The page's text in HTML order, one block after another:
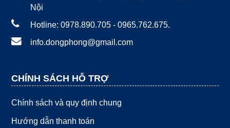
Nội
Hotline: 0978.890.705 - 0965.762.675.
info.dongphong@gmail.com
CHÍNH SÁCH HỖ TRỢ
Chính sách và quy định chung
Hướng dẫn thanh toán